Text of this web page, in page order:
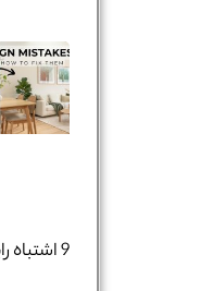
9 اشتباه رایج در دکوراسیون خانه + فیلم